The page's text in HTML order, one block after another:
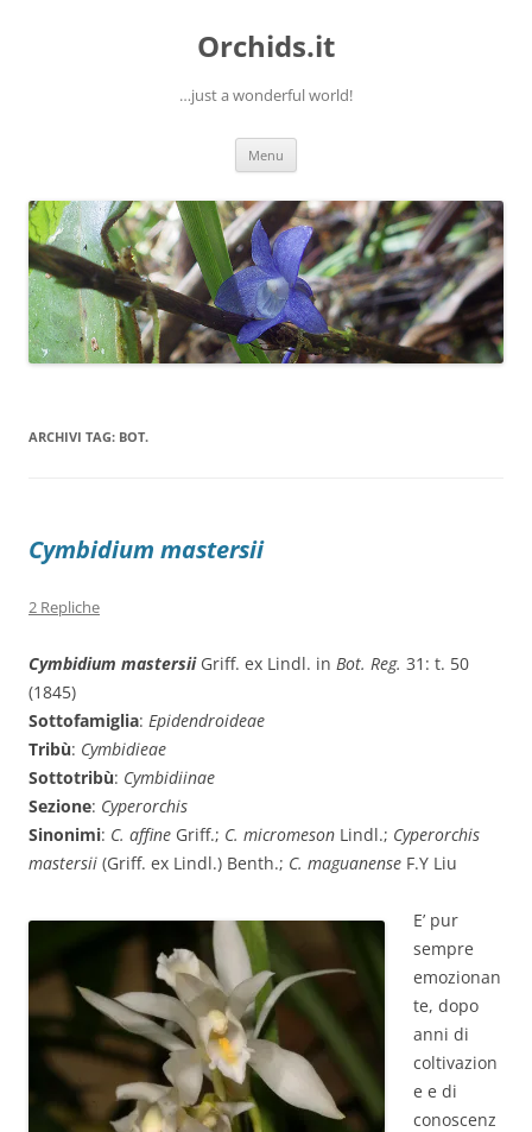
Orchids.it
…just a wonderful world!
Menu
ARCHIVI TAG: BOT.
Cymbidium mastersii
2 Repliche
Cymbidium mastersiiGriff. ex Lindl. in Bot. Reg. 31: t. 50
(1845)
Sottofamiglia: Epidendroideae
Tribù: Cymbidieae
Sottotribù: Cymbidiinae
Sezione: Cyperorchis
Sinonimi: C. affine Griff.; C. micromeson Lindl.; Cyperorchis
mastersii (Griff. ex Lindl.) Benth.; C. maguanense F.Y Liu
E’ pur
sempre
emozionan
te, dopo
anni di
coltivazion
e e di
conoscenz